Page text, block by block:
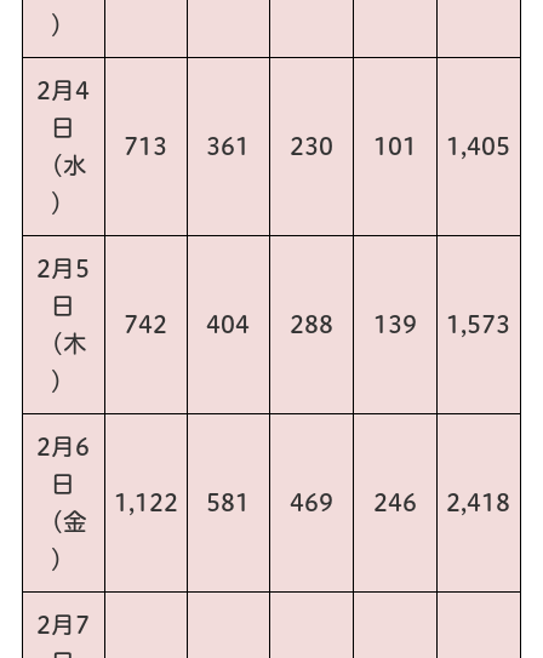
）
2月4
日
（水
）
713 361 230 101 1,405
2月5
日
（木
）
742 404 288 139 1,573
2月6
日
（金
）
1,122 581 469 246 2,418
2月7